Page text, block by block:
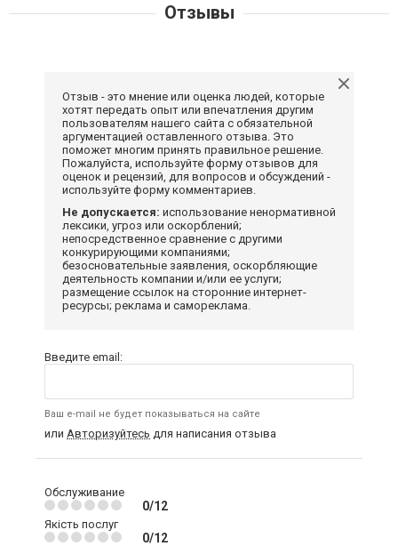
Отзывы
Отзыв - это мнение или оценка людей, которые
хотят передать опыт или впечатления другим
пользователям нашего сайта с обязательной
аргументацией оставленного отзыва. Это
поможет многим принять правильное решение.
Пожалуйста, используйте форму отзывов для
оценок и рецензий, для вопросов и обсуждений -
используйте форму комментариев.
Не допускается: использование ненормативной
лексики, угроз или оскорблений;
непосредственное сравнение с другими
конкурирующими компаниями;
безосновательные заявления, оскорбляющие
деятельность компании и/или ее услуги;
размещение ссылок на сторонние интернет-
ресурсы; реклама и самореклама.
Введите email:
Ваш e-mail не будет показываться на сайте
или Авторизуйтесь для написания отзыва
Обслуживание
0/12
Якість послуг
0/12